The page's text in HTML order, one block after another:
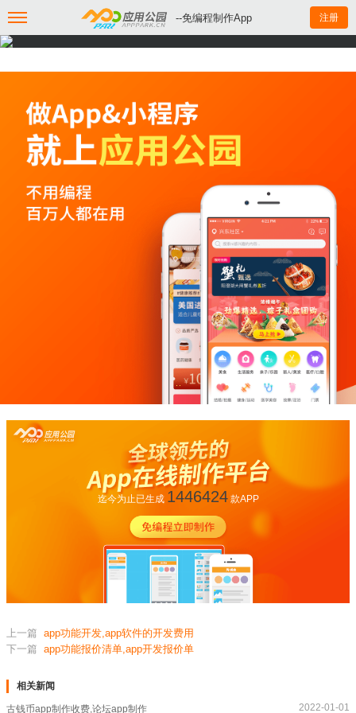
--免编程制作App 注册
迄今为止已生成 1446424款APP
上一篇 app功能开发,app软件的开发费用
下一篇 app功能报价清单,app开发报价单
相关新闻
古钱币app制作收费,论坛app制作 2022-01-01